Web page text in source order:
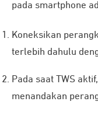
pada smartphone
Koneksikan
terlebih dahulu
Pada saat TWS
menandakan